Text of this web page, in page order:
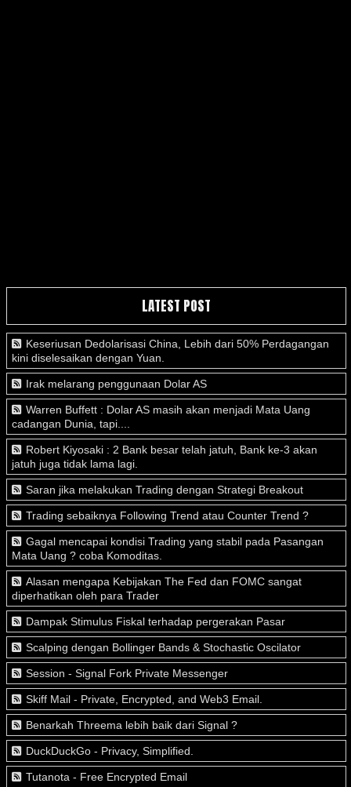
LATEST POST
Keseriusan Dedolarisasi China, Lebih dari 50% Perdagangan
kini diselesaikan dengan Yuan.
Irak melarang penggunaan Dolar AS
Warren Buffett : Dolar AS masih akan menjadi Mata Uang
cadangan Dunia, tapi....
Robert Kiyosaki : 2 Bank besar telah jatuh, Bank ke-3 akan
jatuh juga tidak lama lagi.
Saran jika melakukan Trading dengan Strategi Breakout
Trading sebaiknya Following Trend atau Counter Trend ?
Gagal mencapai kondisi Trading yang stabil pada Pasangan
Mata Uang ? coba Komoditas.
Alasan mengapa Kebijakan The Fed dan FOMC sangat
diperhatikan oleh para Trader
Dampak Stimulus Fiskal terhadap pergerakan Pasar
Scalping dengan Bollinger Bands & Stochastic Oscilator
Session - Signal Fork Private Messenger
Skiff Mail - Private, Encrypted, and Web3 Email.
Benarkah Threema lebih baik dari Signal ?
DuckDuckGo - Privacy, Simplified.
Tutanota - Free Encrypted Email